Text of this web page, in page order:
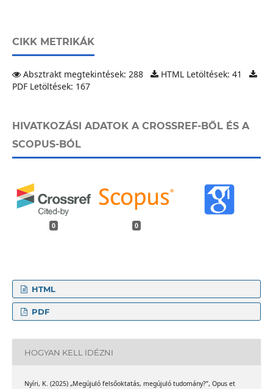
CIKK METRIKÁK
Absztrakt megtekintések: 288
HTML Letöltések: 41
PDF Letöltések: 167
HIVATKOZÁSI ADATOK A CROSSREF-BŐL ÉS A
SCOPUS-BÓL
0 0
HTML
PDF
HOGYAN KELL IDÉZNI
Nyíri, K. (2025) „Megújuló felsőoktatás, megújuló tudomány?”, Opus et